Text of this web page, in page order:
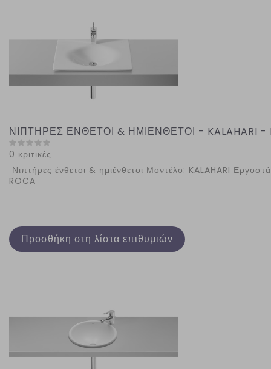
ΝΙΠΤΗΡΕΣ ΕΝΘΕΤΟΙ & ΗΜΙΕΝΘΕΤΟΙ - KALAHARI -
0 κριτικές
Νιπτήρες ένθετοι & ημιένθετοι Μοντέλο: KALAHARI
ROCA
Προσθήκη στη λίστα επιθυμιών